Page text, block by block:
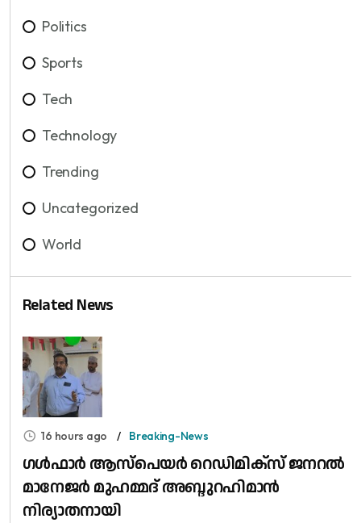
Politics
Sports
Tech
Technology
Trending
Uncategorized
World
Related News
16 hours ago Breaking-News
​ഗൾഫാർ ആസ്പെയർ റെഡിമിക്സ് ജനറൽ
മാനേജർ മുഹമ്മദ് അബ്ദുറഹിമാൻ
നിര്യാതനായി